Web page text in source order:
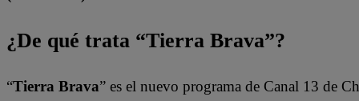
¿De qué trata “Tierra Brava”?
“Tierra Brava” es el nuevo programa de Canal 13 de